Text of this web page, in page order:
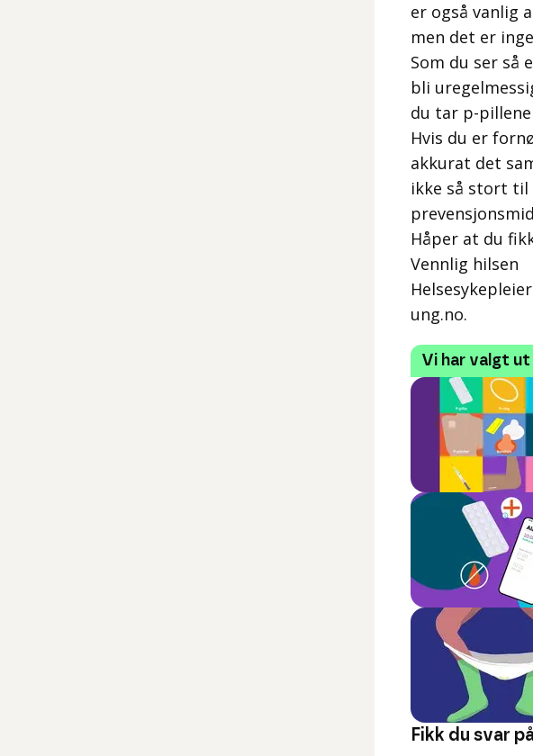
er også vanlig
men det er
Som du ser så
bli
du tar p-
Hvis du er
akkurat det
ikke så stort til
Håper at du
Vennlig hilsen
Helsesykepleier
ung.no.
Vi har valgt
Fikk du svar